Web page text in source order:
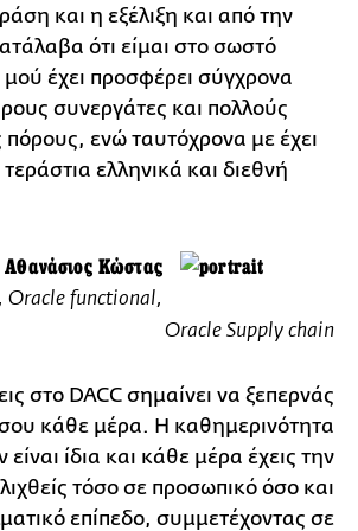
και η εξέλιξη και από την
ότι είμαι στο σωστό
μού έχει προσφέρει σύγχρονα
συνεργάτες και πολλούς
πόρους, ενώ ταυτόχρονα με έχει
ελληνικά και διεθνή
Αθανάσιος Κώστας
Oracle functional,
Oracle Supply chain
στο DACC σημαίνει να ξεπερνάς
κάθε μέρα. Η καθημερινότητα
είναι ίδια και κάθε μέρα έχεις την
τόσο σε προσωπικό όσο και
επίπεδο, συμμετέχοντας σε